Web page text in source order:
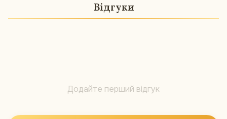
Відгуки
Додайте перший відгук